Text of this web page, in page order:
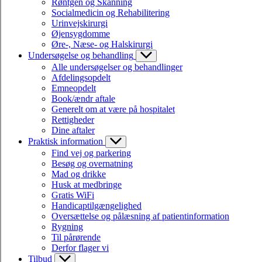
Røntgen og Skanning
Socialmedicin og Rehabilitering
Urinvejskirurgi
Øjensygdomme
Øre-, Næse- og Halskirurgi
Undersøgelse og behandling
Alle undersøgelser og behandlinger
Afdelingsopdelt
Emneopdelt
Book/ændr aftale
Generelt om at være på hospitalet
Rettigheder
Dine aftaler
Praktisk information
Find vej og parkering
Besøg og overnatning
Mad og drikke
Husk at medbringe
Gratis WiFi
Handicaptilgængelighed
Oversættelse og pålæsning af patientinformation
Rygning
Til pårørende
Derfor flager vi
Tilbud